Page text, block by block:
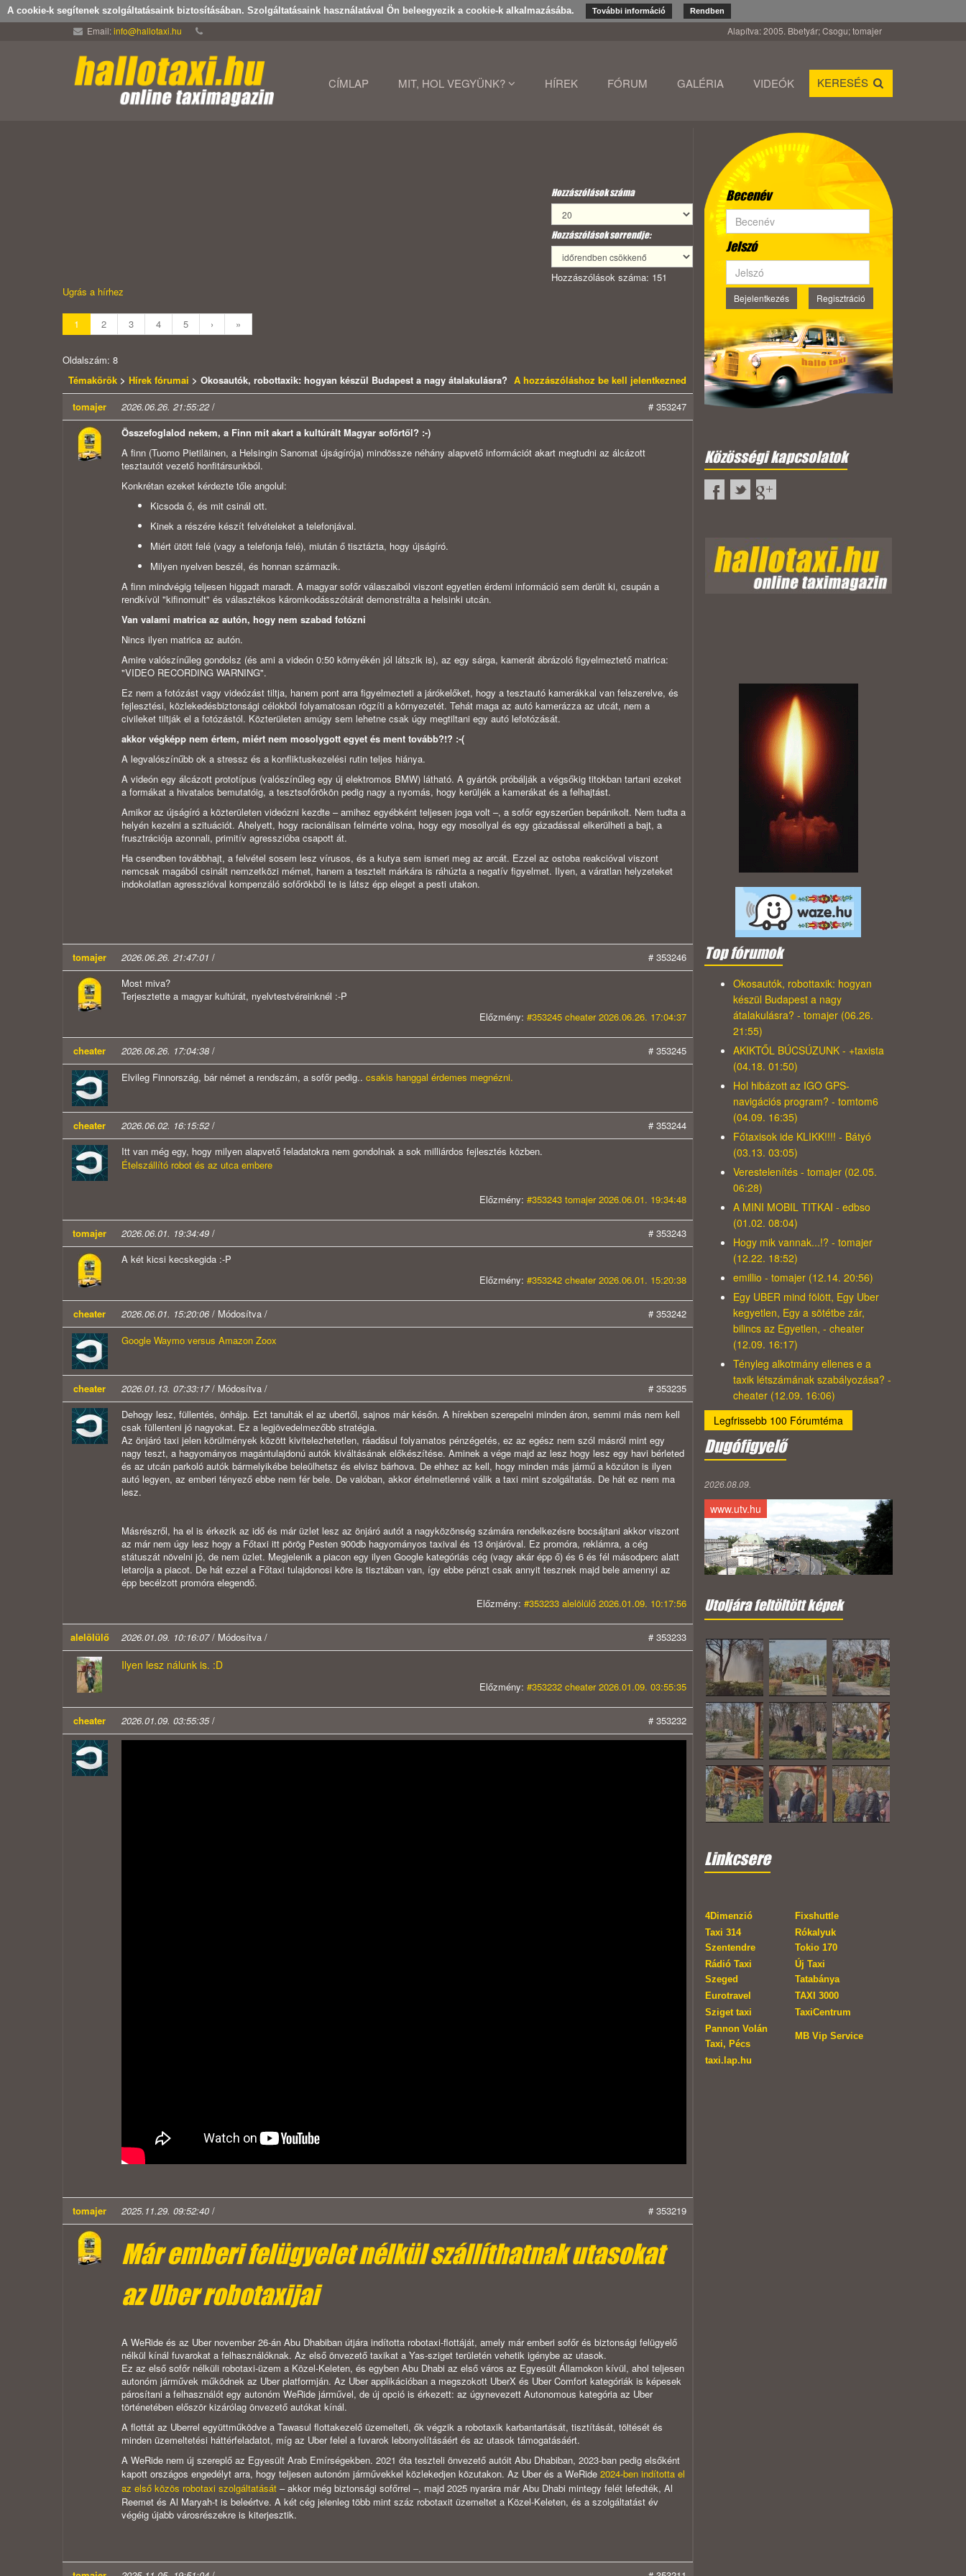
A cookie-k segítenek szolgáltatásaink biztosításában. Szolgáltatásaink használatával Ön beleegyezik a cookie-k alkalmazásába. További információ Rendben
Email:info@hallotaxi.hu Alapítva: 2005. Bbetyár; Csogu; tomajer
CÍMLAP MIT, HOL VEGYÜNK? HÍREK FÓRUM GALÉRIA VIDEÓK KERESÉS
Hozzászólások száma
Hozzászólások sorrendje:
Hozzászólások száma: 151
Ugrás a hírhez
1 2 3 4 5 › »
Oldalszám: 8
Témakörök > Hírek fórumai > Okosautók, robottaxik: hogyan készül Budapest a nagy átalakulásra? A hozzászóláshoz be kell jelentkezned
tomajer
2026.06.26. 21:55:22/
# 353247
Összefoglalod nekem, a Finn mit akart a kultúrált Magyar sofőrtől? :-)
A finn (Tuomo Pietiläinen, a Helsingin Sanomat újságírója) mindössze néhány alapvető információt akart megtudni az álcázott
tesztautót vezető honfitársunkból.
Konkrétan ezeket kérdezte tőle angolul:
Kicsoda ő, és mit csinál ott.
Kinek a részére készít felvételeket a telefonjával.
Miért ütött felé (vagy a telefonja felé), miután ő tisztázta, hogy újságíró.
Milyen nyelven beszél, és honnan származik.
A finn mindvégig teljesen higgadt maradt. A magyar sofőr válaszaiból viszont egyetlen érdemi információ sem derült ki, csupán a
rendkívül "kifinomult" és választékos káromkodásszótárát demonstrálta a helsinki utcán.
Van valami matrica az autón, hogy nem szabad fotózni
Nincs ilyen matrica az autón.
Amire valószínűleg gondolsz (és ami a videón 0:50 környékén jól látszik is), az egy sárga, kamerát ábrázoló figyelmeztető matrica:
"VIDEO RECORDING WARNING".
Ez nem a fotózást vagy videózást tiltja, hanem pont arra figyelmezteti a járókelőket, hogy a tesztautó kamerákkal van felszerelve, és
fejlesztési, közlekedésbiztonsági célokból folyamatosan rögzíti a környezetét. Tehát maga az autó kamerázza az utcát, nem a
civileket tiltják el a fotózástól. Közterületen amúgy sem lehetne csak úgy megtiltani egy autó lefotózását.
akkor végképp nem értem, miért nem mosolygott egyet és ment tovább?!? :-(
A legvalószínűbb ok a stressz és a konfliktuskezelési rutin teljes hiánya.
A videón egy álcázott prototípus (valószínűleg egy új elektromos BMW) látható. A gyártók próbálják a végsőkig titokban tartani ezeket
a formákat a hivatalos bemutatóig, a tesztsofőrökön pedig nagy a nyomás, hogy kerüljék a kamerákat és a felhajtást.
Amikor az újságíró a közterületen videózni kezdte – amihez egyébként teljesen joga volt –, a sofőr egyszerűen bepánikolt. Nem tudta a
helyén kezelni a szituációt. Ahelyett, hogy racionálisan felmérte volna, hogy egy mosollyal és egy gázadással elkerülheti a bajt, a
frusztrációja azonnali, primitív agresszióba csapott át.
Ha csendben továbbhajt, a felvétel sosem lesz vírusos, és a kutya sem ismeri meg az arcát. Ezzel az ostoba reakcióval viszont
nemcsak magából csinált nemzetközi mémet, hanem a tesztelt márkára is ráhúzta a negatív figyelmet. Ilyen, a váratlan helyzeteket
indokolatlan agresszióval kompenzáló sofőrökből te is látsz épp eleget a pesti utakon.
tomajer 2026.06.26. 21:47:01 /
# 353246
Most miva?
Terjesztette a magyar kultúrát, nyelvtestvéreinknél :-P
Előzmény: #353245 cheater 2026.06.26. 17:04:37
cheater 2026.06.26. 17:04:38 /
# 353245
Elvileg Finnország, bár német a rendszám, a sofőr pedig.. csakis hanggal érdemes megnézni.
cheater 2026.06.02. 16:15:52/
# 353244
Itt van még egy, hogy milyen alapvető feladatokra nem gondolnak a sok milliárdos fejlesztés közben.
Ételszállító robot és az utca embere
Előzmény: #353243 tomajer 2026.06.01. 19:34:48
tomajer 2026.06.01. 19:34:49 /
# 353243
A két kicsi kecskegida :-P
Előzmény: #353242 cheater 2026.06.01. 15:20:38
cheater 2026.06.01. 15:20:06/ Módosítva /
# 353242
Google Waymo versus Amazon Zoox
cheater 2026.01.13. 07:33:17/ Módosítva /
# 353235
Dehogy lesz, füllentés, önhájp. Ezt tanulták el az ubertől, sajnos már későn. A hírekben szerepelni minden áron, semmi más nem kell
csak füllenteni jó nagyokat. Ez a legjövedelmezőbb stratégia.
Az önjáró taxi jelen körülmények között kivitelezhetetlen, ráadásul folyamatos pénzégetés, ez az egész nem szól másról mint egy
nagy teszt, a hagyományos magántulajdonú autók kiváltásának előkészítése. Aminek a vége majd az lesz hogy lesz egy havi bérleted
és az utcán parkoló autók bármelyikébe beleülhetsz és elvisz bárhova. De ehhez az kell, hogy minden más jármű a közúton is ilyen
autó legyen, az emberi tényező ebbe nem fér bele. De valóban, akkor értelmetlenné válik a taxi mint szolgáltatás. De hát ez nem ma
lesz.
Másrészről, ha el is érkezik az idő és már üzlet lesz az önjáró autót a nagyközönség számára rendelkezésre bocsájtani akkor viszont
az már nem úgy lesz hogy a Főtaxi itt pörög Pesten 900db hagyományos taxival és 13 önjáróval. Ez promóra, reklámra, a cég
státuszát növelni jó, de nem üzlet. Megjelenik a piacon egy ilyen Google kategóriás cég (vagy akár épp ő) és 6 és fél másodperc alatt
letarolja a piacot. De hát ezzel a Főtaxi tulajdonosi köre is tisztában van, így ebbe pénzt csak annyit tesznek majd bele amennyi az
épp becélzott promóra elegendő.
Előzmény: #353233 alelölülő 2026.01.09. 10:17:56
alelölülő 2026.01.09. 10:16:07/ Módosítva / # 353233
Ilyen lesz nálunk is. :D
Előzmény: #353232 cheater 2026.01.09. 03:55:35
cheater 2026.01.09. 03:55:35/ # 353232
tomajer 2025.11.29. 09:52:40 / # 353219
Már emberi felügyelet nélkül szállíthatnak utasokat
az Uber robotaxijai
A WeRide és az Uber november 26-án Abu Dhabiban útjára indította robotaxi-flottáját, amely már emberi sofőr és biztonsági felügyelő
nélkül kínál fuvarokat a felhasználóknak. Az első önvezető taxikat a Yas-sziget területén vehetik igénybe az utasok.
Ez az első sofőr nélküli robotaxi-üzem a Közel-Keleten, és egyben Abu Dhabi az első város az Egyesült Államokon kívül, ahol teljesen
autonóm járművek működnek az Uber platformján. Az Uber applikációban a megszokott UberX és Uber Comfort kategóriák is képesek
párosítani a felhasználót egy autonóm WeRide járművel, de új opció is érkezett: az úgynevezett Autonomous kategória az Uber
történetében először kizárólag önvezető autókat kínál.
A flottát az Uberrel együttműködve a Tawasul flottakezelő üzemelteti, ők végzik a robotaxik karbantartását, tisztítását, töltését és
minden üzemeltetési háttérfeladatot, míg az Uber felel a fuvarok lebonyolításáért és az utasok támogatásáért.
A WeRide nem új szereplő az Egyesült Arab Emírségekben. 2021 óta teszteli önvezető autóit Abu Dhabiban, 2023-ban pedig elsőként
kapott országos engedélyt arra, hogy teljesen autonóm járművekkel közlekedjen közutakon. Az Uber és a WeRide 2024-ben indította el
az első közös robotaxi szolgáltatását – akkor még biztonsági sofőrrel –, majd 2025 nyarára már Abu Dhabi mintegy felét lefedték, Al
Reemet és Al Maryah-t is beleértve. A két cég jelenleg több mint száz robotaxit üzemeltet a Közel-Keleten, és a szolgáltatást év
végéig újabb városrészekre is kiterjesztik.
Becenév
Jelszó
Bejelentkezés Regisztráció
Közösségi kapcsolatok
Top fórumok
Okosautók, robottaxik: hogyan
készül Budapest a nagy
átalakulásra? - tomajer (06.26.
21:55)
AKIKTŐL BÚCSÚZUNK - +taxista
(04.18. 01:50)
Hol hibázott az IGO GPS-
navigációs program? - tomtom6
(04.09. 16:35)
Főtaxisok ide KLIKK!!!! - Bátyó
(03.13. 03:05)
Verestelenítés - tomajer (02.05.
06:28)
A MINI MOBIL TITKAI - edbso
(01.02. 08:04)
Hogy mik vannak...!? - tomajer
(12.22. 18:52)
emillio - tomajer (12.14. 20:56)
Egy UBER mind fölött, Egy Uber
kegyetlen, Egy a sötétbe zár,
bilincs az Egyetlen, - cheater
(12.09. 16:17)
Tényleg alkotmány ellenes e a
taxik létszámának szabályozása? -
cheater (12.09. 16:06)
Legfrissebb 100 Fórumtéma
Dugófigyelő
2026.08.09.
www.utv.hu
Utoljára feltöltött képek
Linkcsere
4Dimenzió
Fixshuttle
Taxi 314
Szentendre
Rókalyuk
Tokio 170
Rádió Taxi
Szeged
Új Taxi
Tatabánya
Eurotravel
TAXI 3000
Sziget taxi
TaxiCentrum
Pannon Volán
Taxi, Pécs
MB Vip Service
taxi.lap.hu